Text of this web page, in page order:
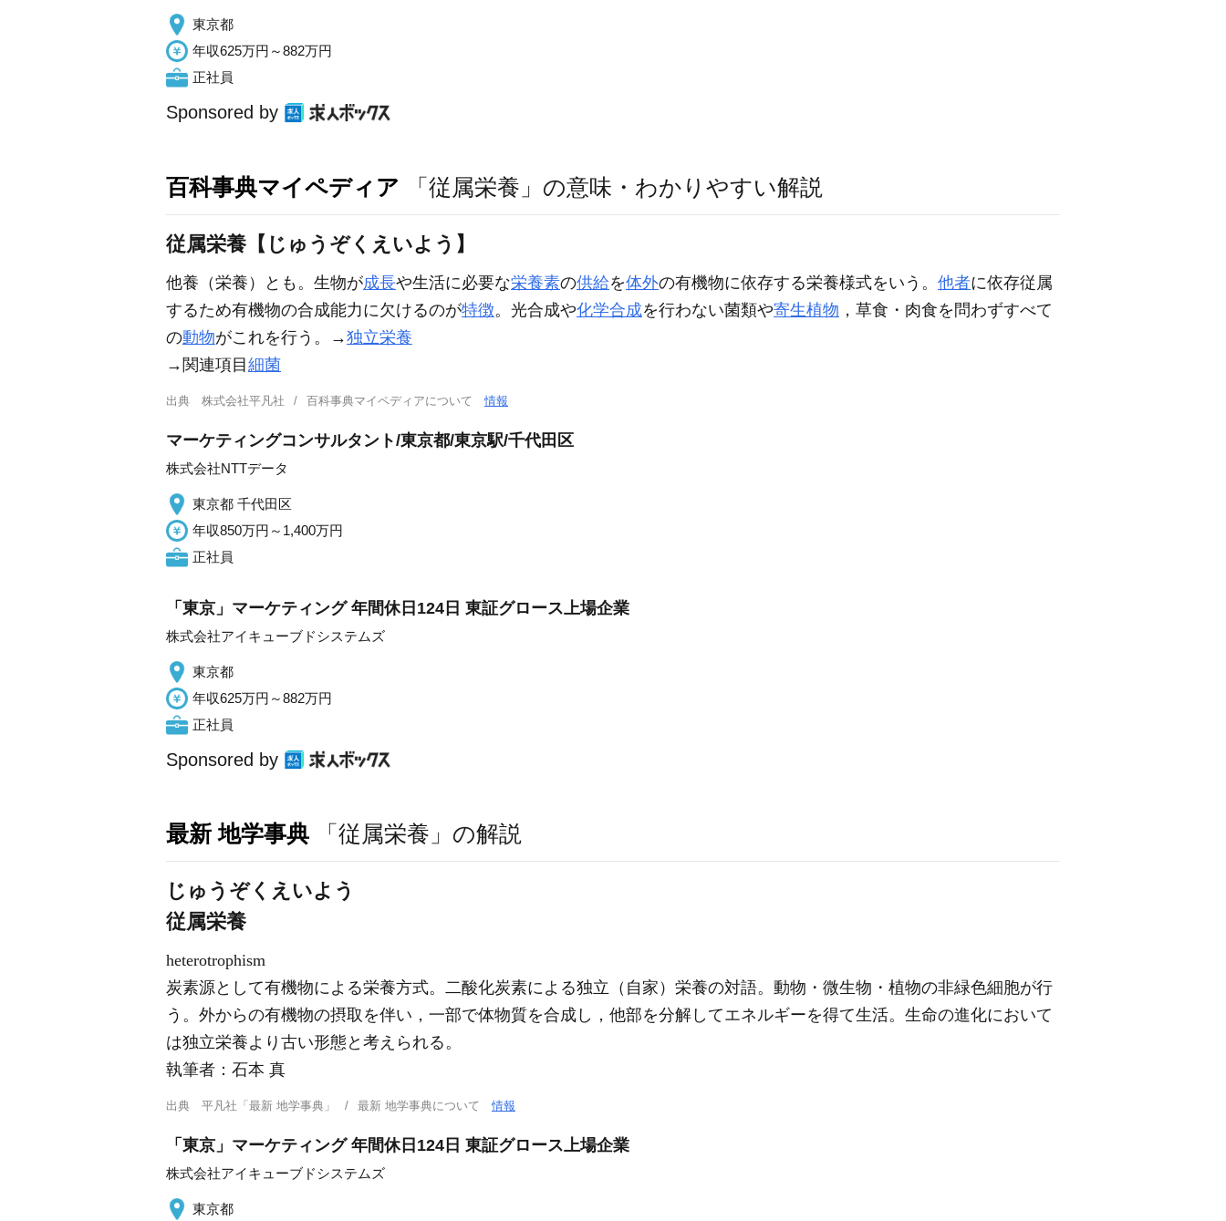
東京都
年収625万円～882万円
正社員
Sponsored by
百科事典マイペディア 「従属栄養」の意味・わかりやすい解説
従属栄養【じゅうぞくえいよう】
他養（栄養）とも。生物が成長や生活に必要な栄養素の供給を体外の有機物に依存する栄養様式をいう。 他者に依存従属
するため有機物の合成能力に欠けるのが特徴。光合成や化学合成を行わない菌類や寄生植物 ，草食・肉食を問わずすべて
の動物がこれを行う。→独立栄養
→関連項目細菌
出典 株式会社平凡社 百科事典マイペディアについて情報
マーケティングコンサルタント/東京都/東京駅/千代田区
株式会社NTTデータ
東京都 千代田区
年収850万円～1,400万円
正社員
「東京」マーケティング 年間休日124日 東証グロース上場企業
株式会社アイキューブドシステムズ
東京都
年収625万円～882万円
正社員
Sponsored by
最新 地学事典 「従属栄養」の解説
じゅうぞくえいよう
従属栄養
heterotrophism
炭素源として有機物による栄養方式。二酸化炭素による独立（自家）栄養の対語。動物・微生物・植物の非緑色細胞が行
う。外からの有機物の摂取を伴い，一部で体物質を合成し，他部を分解してエネルギーを得て生活。生命の進化において
は独立栄養より古い形態と考えられる。
執筆者： 石本 真
出典 平凡社「最新 地学事典」 最新 地学事典について情報
「東京」マーケティング 年間休日124日 東証グロース上場企業
株式会社アイキューブドシステムズ
東京都